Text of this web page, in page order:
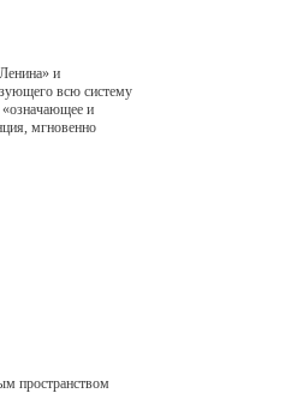
и
всю систему
«означающее и
мгновенно
пространством